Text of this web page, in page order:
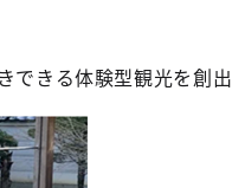
できる体験型観光を創出